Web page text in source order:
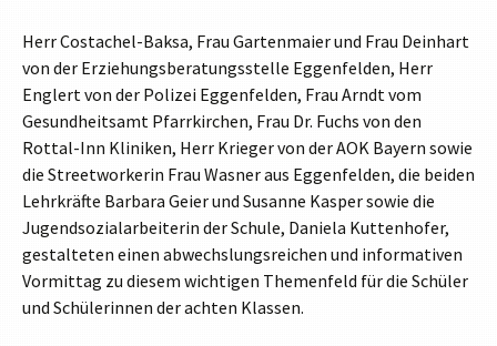
Herr Costachel-Baksa, Frau Gartenmaier und Frau Deinhart
von der Erziehungsberatungsstelle Eggenfelden, Herr
Englert von der Polizei Eggenfelden, Frau Arndt vom
Gesundheitsamt Pfarrkirchen, Frau Dr. Fuchs von den
Rottal-Inn Kliniken, Herr Krieger von der AOK Bayern sowie
die Streetworkerin Frau Wasner aus Eggenfelden, die beiden
Lehrkräfte Barbara Geier und Susanne Kasper sowie die
Jugendsozialarbeiterin der Schule, Daniela Kuttenhofer,
gestalteten einen abwechslungsreichen und informativen
Vormittag zu diesem wichtigen Themenfeld für die Schüler
und Schülerinnen der achten Klassen.